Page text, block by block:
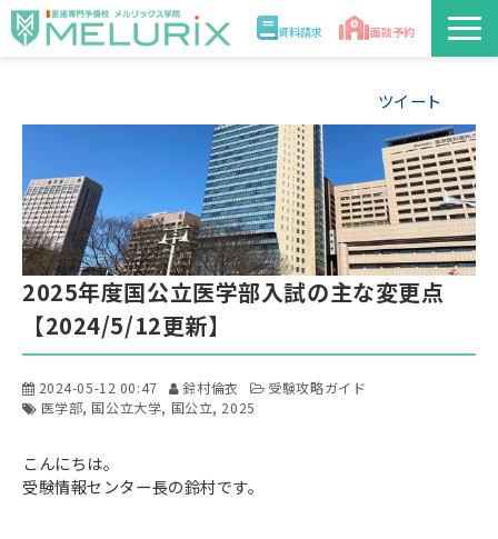
資料請求 面談予約
入学案内
合格実績・合格体験記
講師
医学部解答速報2026
ツイート
2025年度国公立医学部入試の主な変更点
【2024/5/12更新】
2024-05-12 00:47 鈴村倫衣
受験攻略ガイド
医学部 国公立大学 国公立 2025
こんにちは。
受験情報センター長の鈴村です。